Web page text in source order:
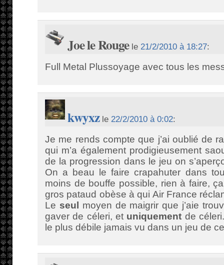
Joe le Rougele21/2/2010 à 18:27:
Full Metal Plussoyage avec tous les
kwyxzle22/2/2010 à 0:02:
Je me rends compte que j’ai oublié de
qui m’a également prodigieusement
de la progression dans le jeu on
On a beau le faire crapahuter dans
moins de bouffe possible, rien à faire,
gros pataud obèse à qui Air France
Le seul
moyen de maigrir que j’aie
gaver de céleri, et uniquement de
le plus débile jamais vu dans un jeu de